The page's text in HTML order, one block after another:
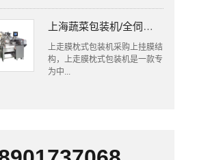
上海蔬菜包装机/全伺服往复式上走膜枕式包装机
上走膜枕式包装机采购上挂膜结
构，上走膜枕式包装机是一款专
为中...